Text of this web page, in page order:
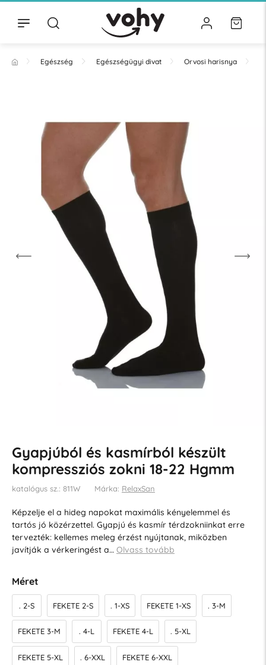
Egészség Egészségügyi divat Orvosi harisnya
Gyapjúból és kasmírból készült
kompressziós zokni 18-22 Hgmm
katalógus sz.: 811W Márka: RelaxSan
Képzelje el a hideg napokat maximális kényelemmel és
tartós jó közérzettel. Gyapjú és kasmír térdzokniinkat erre
tervezték: kellemes meleg érzést nyújtanak, miközben
javítják a vérkeringést a… Olvass tovább
Méret
. 2-S FEKETE 2-S . 1-XS FEKETE 1-XS . 3-M
FEKETE 3-M . 4-L FEKETE 4-L . 5-XL
FEKETE 5-XL . 6-XXL FEKETE 6-XXL